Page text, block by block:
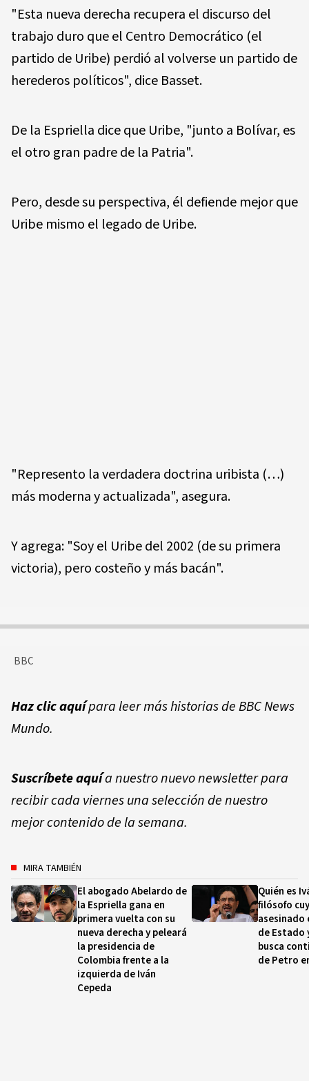
"Esta nueva derecha recupera el discurso del
trabajo duro que el Centro Democrático (el
partido de Uribe) perdió al volverse un partido de
herederos políticos", dice Basset.
De la Espriella dice que Uribe, "junto a Bolívar, es
el otro gran padre de la Patria".
Pero, desde su perspectiva, él defiende mejor que
Uribe mismo el legado de Uribe.
"Represento la verdadera doctrina uribista (…)
más moderna y actualizada", asegura.
Y agrega: "Soy el Uribe del 2002 (de su primera
victoria), pero costeño y más bacán".
BBC
Haz clic aquípara leer más historias de BBC News
Mundo.
Suscríbete aquía nuestro nuevo newsletter para
recibir cada viernes una selección de nuestro
mejor contenido de la semana.
MIRA TAMBIÉN
El abogado Abelardo de
la Espriella gana en
primera vuelta con su
nueva derecha y peleará
la presidencia de
Colombia frente a la
izquierda de Iván
Cepeda
Quién es
filósofo
asesinado
de Estado
busca
de Petro